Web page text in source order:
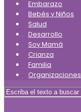
Embarazo
Bebés y Niños
Salud
Desarrollo
Soy Mamá
Crianza
Familia
Organizaciones